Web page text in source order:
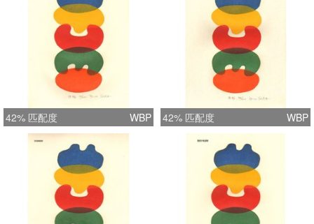
42% 匹配度 WBP 42% 匹配度 WBP